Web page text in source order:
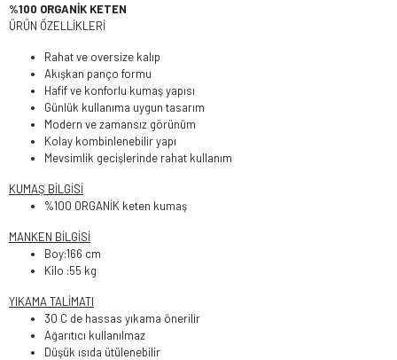
%100 ORGANİK KETEN
ÜRÜN ÖZELLİKLERİ
Rahat ve oversize kalıp
Akışkan panço formu
Hafif ve konforlu kumaş yapısı
Günlük kullanıma uygun tasarım
Modern ve zamansız görünüm
Kolay kombinlenebilir yapı
Mevsimlik gecişlerinde rahat kullanım
KUMAŞ BİLGİSİ
%100 ORGANİK keten kumaş
MANKEN BİLGİSİ
Boy:166 cm
Kilo :55 kg
YIKAMA TALİMATI
30 C de hassas yıkama önerilir
Ağarıtıcı kullanılmaz
Düşük ısıda ütülenebilir